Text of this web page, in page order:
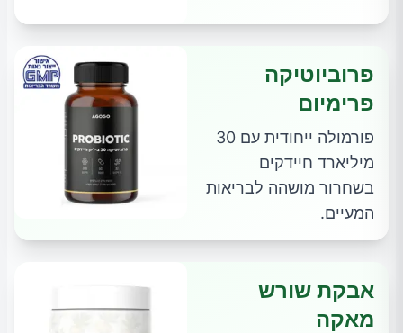
פרוביוטיקה
פרימיום
פורמולה ייחודית עם 30
מיליארד חיידקים
בשחרור מושהה לבריאות
המעיים.
אבקת שורש
מאקה